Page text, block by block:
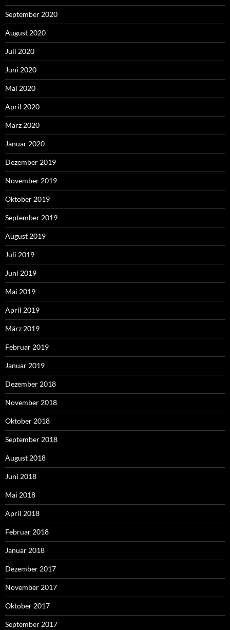
September 2020
August 2020
Juli 2020
Juni 2020
Mai 2020
April 2020
März 2020
Januar 2020
Dezember 2019
November 2019
Oktober 2019
September 2019
August 2019
Juli 2019
Juni 2019
Mai 2019
April 2019
März 2019
Februar 2019
Januar 2019
Dezember 2018
November 2018
Oktober 2018
September 2018
August 2018
Juni 2018
Mai 2018
April 2018
Februar 2018
Januar 2018
Dezember 2017
November 2017
Oktober 2017
September 2017